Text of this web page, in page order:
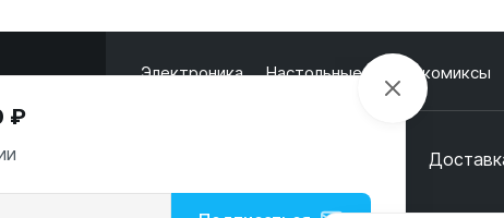
В корзину
Электроника Настольные игры и комиксы
₽